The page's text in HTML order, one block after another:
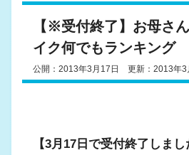
【※受付終了】お母さ
イク何でもランキング
公開：2013年3月17日 更新：2013年3
【3月17日で受付終了しま